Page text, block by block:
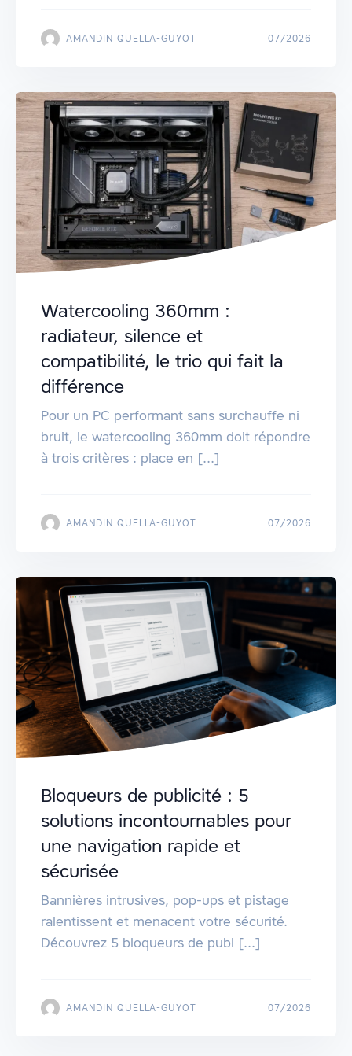
AMANDIN QUELLA-GUYOT 07/2026
Watercooling 360mm :
radiateur, silence et
compatibilité, le trio qui fait la
différence
Pour un PC performant sans surchauffe ni
bruit, le watercooling 360mm doit répondre
à trois critères : place en [...]
AMANDIN QUELLA-GUYOT 07/2026
Bloqueurs de publicité : 5
solutions incontournables pour
une navigation rapide et
sécurisée
Bannières intrusives, pop-ups et pistage
ralentissent et menacent votre sécurité.
Découvrez 5 bloqueurs de publ [...]
AMANDIN QUELLA-GUYOT 07/2026